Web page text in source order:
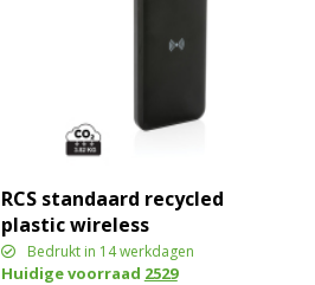
RCS standaard recycled
plastic wireless
powerbank
Bedrukt in 14 werkdagen
Huidige voorraad 2529